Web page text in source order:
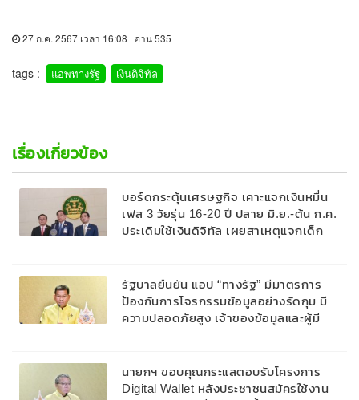
27 ก.ค. 2567 เวลา 16:08 | อ่าน 535
tags : แอพทางรัฐ เงินดิจิทัล
เรื่องเกี่ยวข้อง
บอร์ดกระตุ้นเศรษฐกิจ เคาะแจกเงินหมื่น
เฟส 3 วัยรุ่น 16-20 ปี ปลาย มิ.ย.-ต้น ก.ค.
ประเดิมใช้เงินดิจิทัล เผยสาเหตุแจกเด็ก
รัฐบาลยืนยัน แอป “ทางรัฐ” มีมาตรการ
ป้องกันการโจรกรรมข้อมูลอย่างรัดกุม มี
ความปลอดภัยสูง เจ้าของข้อมูลและผู้มี
นายกฯ ขอบคุณกระแสตอบรับโครงการ
Digital Wallet หลังประชาชนสมัครใช้งาน